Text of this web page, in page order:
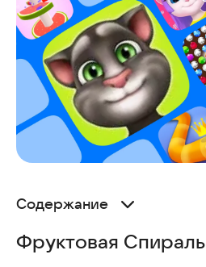
Содержание
Riding Extreme 3D
Фруктовая Спираль